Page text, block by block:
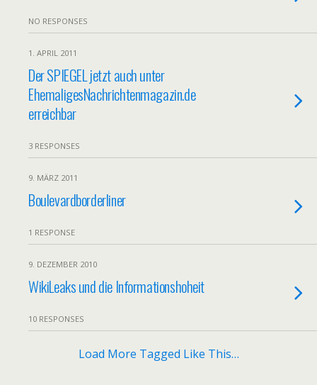
NO RESPONSES
1. APRIL 2011
Der SPIEGEL jetzt auch unter
EhemaligesNachrichtenmagazin.de
erreichbar
3 RESPONSES
9. MÄRZ 2011
Boulevardborderliner
1 RESPONSE
9. DEZEMBER 2010
WikiLeaks und die Informationshoheit
10 RESPONSES
Load More Tagged Like This…